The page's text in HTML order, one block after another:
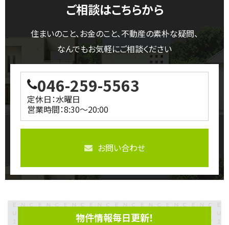
ご相談はこちらから
住まいのこと、お金のこと、不動産の素朴な疑問、
なんでもお気軽にご相談ください
046-259-5563
定休日：水曜日
営業時間：8:30～20:00
お問い合わせ
物件情報毎日更新！